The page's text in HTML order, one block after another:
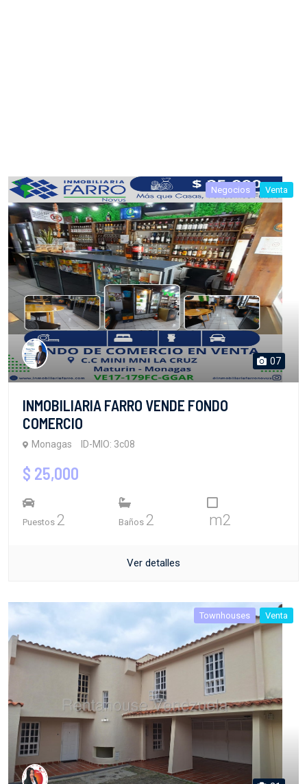
Negocios Venta
07
INMOBILIARIA FARRO VENDE FONDO
COMERCIO
Monagas ID-MIO: 3c08
$ 25,000
Puestos 2 Baños 2 m2
Ver detalles
Townhouses Venta